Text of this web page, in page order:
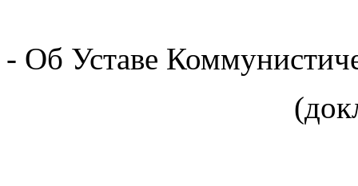
- Об Уставе
(докладчик